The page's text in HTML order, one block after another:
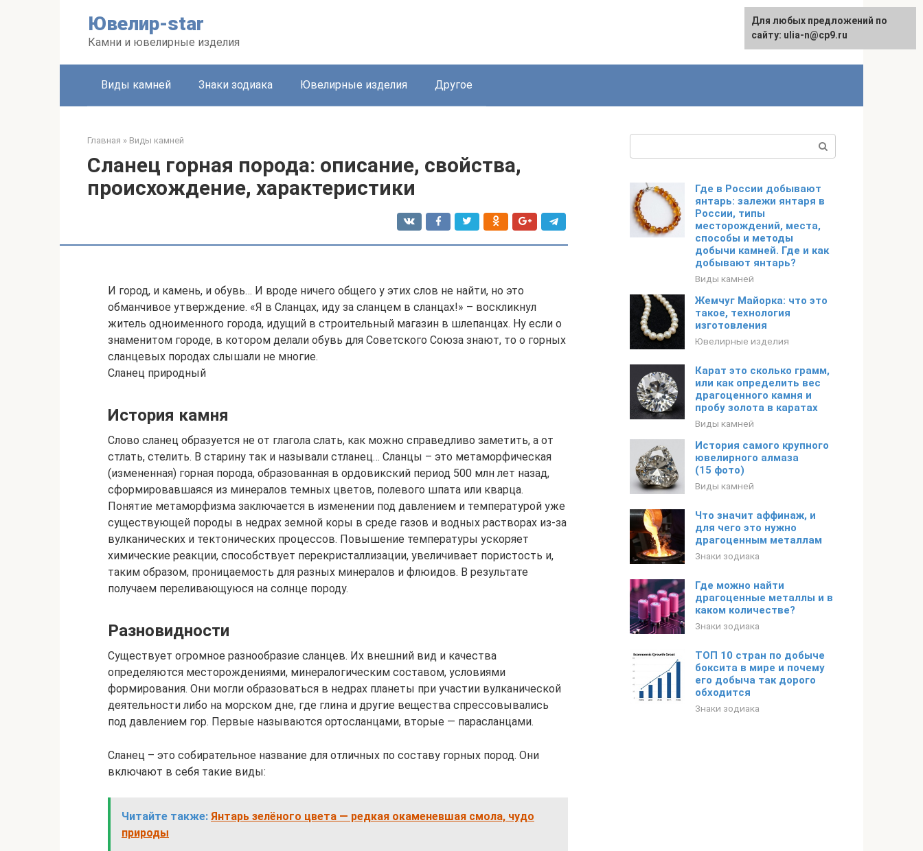
Ювелир-star
Камни и ювелирные изделия
English
Виды камней Знаки зодиака Ювелирные изделия Другое
Главная » Виды камней
Сланец горная порода: описание, свойства,
происхождение, характеристики
И город, и камень, и обувь… И вроде ничего общего у этих слов не найти, но это
обманчивое утверждение. «Я в Сланцах, иду за сланцем в сланцах!» – воскликнул
житель одноименного города, идущий в строительный магазин в шлепанцах. Ну если о
знаменитом городе, в котором делали обувь для Советского Союза знают, то о горных
сланцевых породах слышали не многие.
Сланец природный
История камня
Слово сланец образуется не от глагола слать, как можно справедливо заметить, а от
стлать, стелить. В старину так и называли стланец… Сланцы – это метаморфическая
(измененная) горная порода, образованная в ордовикский период 500 млн лет назад,
сформировавшаяся из минералов темных цветов, полевого шпата или кварца.
Понятие метаморфизма заключается в изменении под давлением и температурой уже
существующей породы в недрах земной коры в среде газов и водных растворах из-за
вулканических и тектонических процессов. Повышение температуры ускоряет
химические реакции, способствует перекристаллизации, увеличивает пористость и,
таким образом, проницаемость для разных минералов и флюидов. В результате
получаем переливающуюся на солнце породу.
Разновидности
Существует огромное разнообразие сланцев. Их внешний вид и качества
определяются месторождениями, минералогическим составом, условиями
формирования. Они могли образоваться в недрах планеты при участии вулканической
деятельности либо на морском дне, где глина и другие вещества спрессовывались
под давлением гор. Первые называются ортосланцами, вторые — парасланцами.
Сланец – это собирательное название для отличных по составу горных пород. Они
включают в себя такие виды:
Читайте также: Янтарь зелёного цвета — редкая окаменевшая смола, чудо
природы
Где в России добывают
янтарь: залежи янтаря в
России, типы
месторождений, места,
способы и методы
добычи камней. Где и как
добывают янтарь?
Виды камней
Жемчуг Майорка: что это
такое, технология
изготовления
Ювелирные изделия
Карат это сколько грамм,
или как определить вес
драгоценного камня и
пробу золота в каратах
Виды камней
История самого крупного
ювелирного алмаза
(15 фото)
Виды камней
Что значит аффинаж, и
для чего это нужно
драгоценным металлам
Знаки зодиака
Где можно найти
драгоценные металлы и в
каком количестве?
Знаки зодиака
ТОП 10 стран по добыче
боксита в мире и почему
его добыча так дорого
обходится
Знаки зодиака
Для любых предложений по
сайту: ulia-n@cp9.ru